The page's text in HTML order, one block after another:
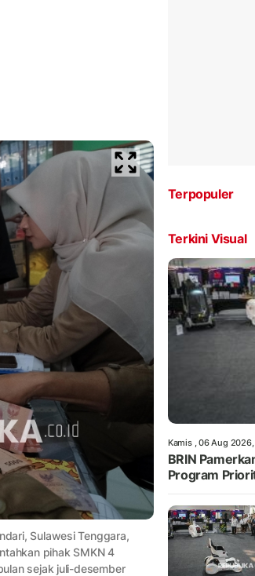
Sulawesi Tenggara,
pihak SMKN 4
sejak juli-desember
Terpopuler
Terkini Visual
Kamis , 06 Aug 2026,
BRIN
Program